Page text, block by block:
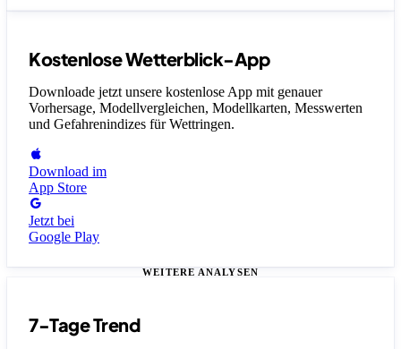
Kostenlose Wetterblick-App
Downloade jetzt unsere kostenlose App mit genauer
Vorhersage, Modellvergleichen, Modellkarten, Messwerten
und Gefahrenindizes für Wettringen.
Download im
App Store
Jetzt bei
Google Play
WEITERE ANALYSEN
7-Tage Trend